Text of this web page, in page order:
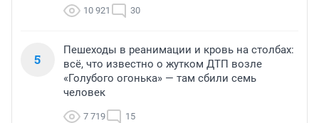
10 921 30
5
Пешеходы в реанимации и кровь на столбах:
всё, что известно о жутком ДТП возле
«Голубого огонька» — там сбили семь
человек
7 719 15